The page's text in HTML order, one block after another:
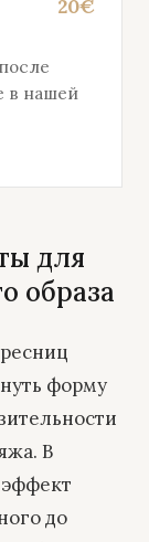
20€
в нашей
для
образа
форму
В
до